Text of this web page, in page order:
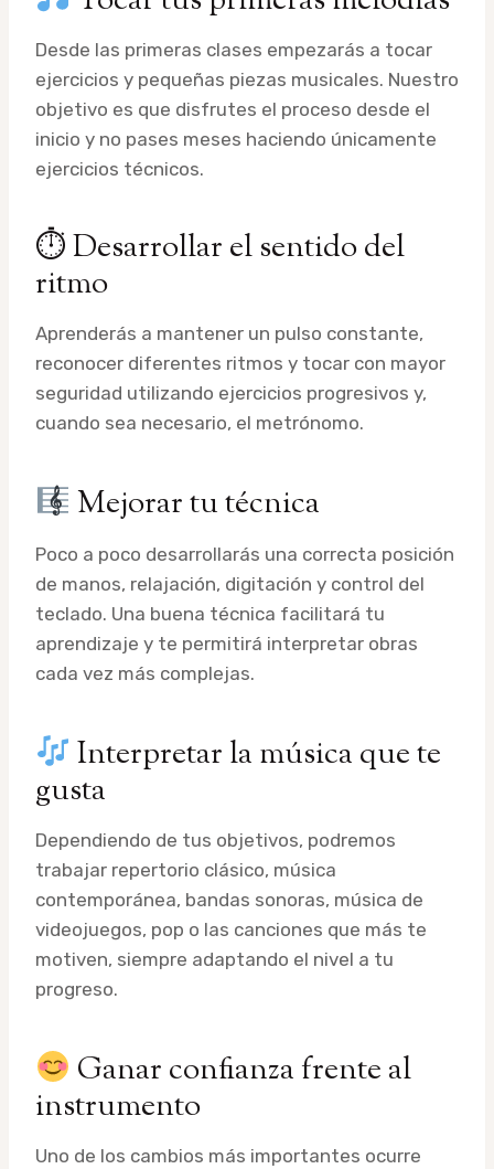
Desde las primeras clases empezarás a tocar
ejercicios y pequeñas piezas musicales. Nuestro
objetivo es que disfrutes el proceso desde el
inicio y no pases meses haciendo únicamente
ejercicios técnicos.
⏱ Desarrollar el sentido del
ritmo
Aprenderás a mantener un pulso constante,
reconocer diferentes ritmos y tocar con mayor
seguridad utilizando ejercicios progresivos y,
cuando sea necesario, el metrónomo.
Mejorar tu técnica
Poco a poco desarrollarás una correcta posición
de manos, relajación, digitación y control del
teclado. Una buena técnica facilitará tu
aprendizaje y te permitirá interpretar obras
cada vez más complejas.
Interpretar la música que te
gusta
Dependiendo de tus objetivos, podremos
trabajar repertorio clásico, música
contemporánea, bandas sonoras, música de
videojuegos, pop o las canciones que más te
motiven, siempre adaptando el nivel a tu
progreso.
Ganar confianza frente al
instrumento
Uno de los cambios más importantes ocurre